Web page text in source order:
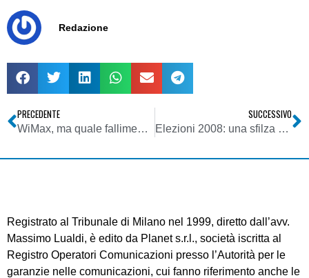
Redazione
PRECEDENTE
WiMax, ma quale fallimento?
SUCCESSIVO
Elezioni 2008: una sfilza di giornalisti candidati
Registrato al Tribunale di Milano nel 1999, diretto dall’avv.
Massimo Lualdi, è edito da Planet s.r.l., società iscritta al
Registro Operatori Comunicazioni presso l’Autorità per le
garanzie nelle comunicazioni, cui fanno riferimento anche le